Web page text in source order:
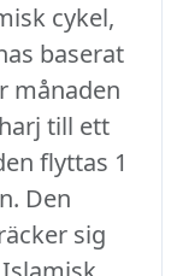
cykel,
baserat
månaden
till ett
flyttas 1
Den
sig